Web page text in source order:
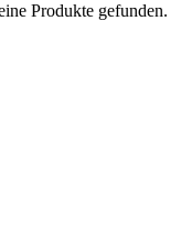
Produkte gefunden.